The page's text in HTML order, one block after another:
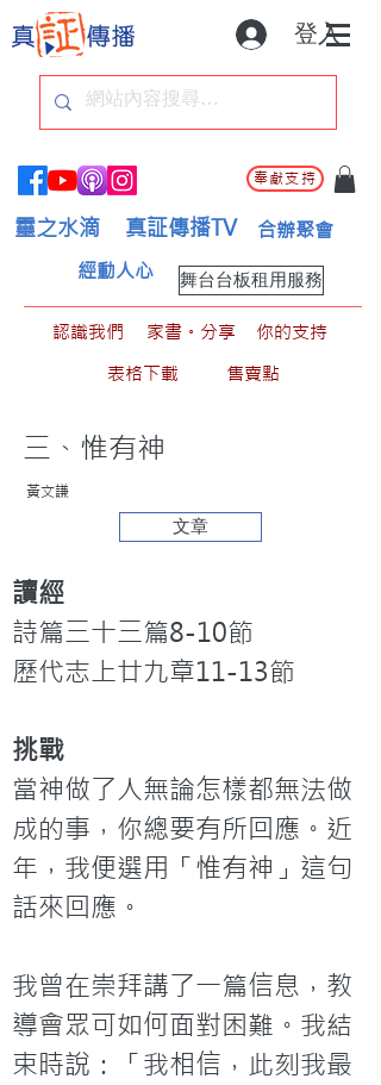
登入
奉獻支持
靈之水滴 真証傳播TV 合辦聚會
舞台台板租用服務
經動人心
認識我們 家書。分享
你的支持
表格下載
售賣點
三、惟有神
黃文謙
文章
讀經
詩篇三十三篇8-10節
歷代志上廿九章11-13節
挑戰
當神做了人無論怎樣都無法做
成的事，你總要有所回應。近
年，我便選用「惟有神」這句
話來回應。
我曾在崇拜講了一篇信息，教
導會眾可如何面對困難。我結
束時說：「我相信，此刻我最